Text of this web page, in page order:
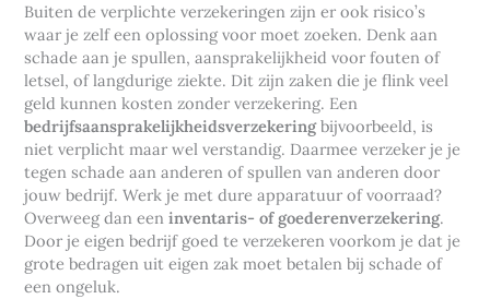
Buiten de verplichte verzekeringen zijn er ook risico’s
waar je zelf een oplossing voor moet zoeken. Denk aan
schade aan je spullen, aansprakelijkheid voor fouten of
letsel, of langdurige ziekte. Dit zijn zaken die je flink veel
geld kunnen kosten zonder verzekering. Een
bedrijfsaansprakelijkheidsverzekeringbijvoorbeeld, is
niet verplicht maar wel verstandig. Daarmee verzeker je je
tegen schade aan anderen of spullen van anderen door
jouw bedrijf. Werk je met dure apparatuur of voorraad?
Overweeg dan eeninventaris- of goederenverzekering.
Door je eigen bedrijf goed te verzekeren voorkom je dat je
grote bedragen uit eigen zak moet betalen bij schade of
een ongeluk.